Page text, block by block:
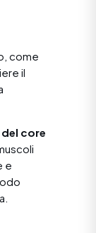
come
il
del core
e